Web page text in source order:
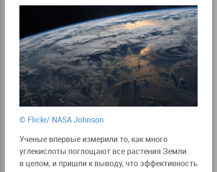
© Flickr/ NASA Johnson
Ученые впервые измерили то, как много
углекислоты поглощают все растения Земли
в целом, и пришли к выводу, что эффективность